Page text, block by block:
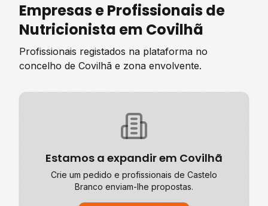
Empresas e Profissionais de
Nutricionista em Covilhã
Profissionais registados na plataforma no
concelho de Covilhã e zona envolvente.
Estamos a expandir em Covilhã
Crie um pedido e profissionais de Castelo
Branco enviam-lhe propostas.